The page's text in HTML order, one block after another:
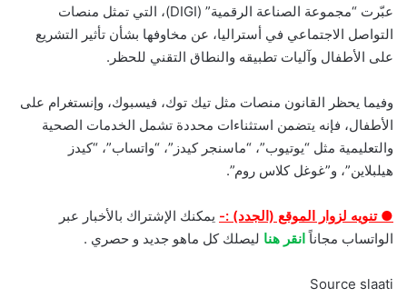
عبّرت “مجموعة الصناعة الرقمية” (DIGI)، التي تمثل منصات
التواصل الاجتماعي في أستراليا، عن مخاوفها بشأن تأثير التشريع
على الأطفال وآليات تطبيقه والنطاق التقني للحظر.
وفيما يحظر القانون منصات مثل تيك توك، فيسبوك، وإنستغرام على
الأطفال، فإنه يتضمن استثناءات محددة تشمل الخدمات الصحية
والتعليمية مثل “يوتيوب”، “ماسنجر كيدز”، “واتساب”، “كيدز
هيلبلاين”، و”غوغل كلاس روم”.
● تنويه لزوار الموقع (الجدد) :- يمكنك الإشتراك بالأخبار عبر
الواتساب مجاناًانقر هنا ليصلك كل ماهو جديد و حصري .
Source slaati